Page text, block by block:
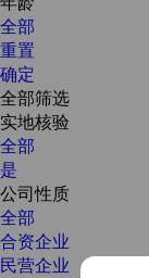
全部
重置
确定
全部筛选
实地核验
全部
是
公司性质
全部
合资企业
民营企业